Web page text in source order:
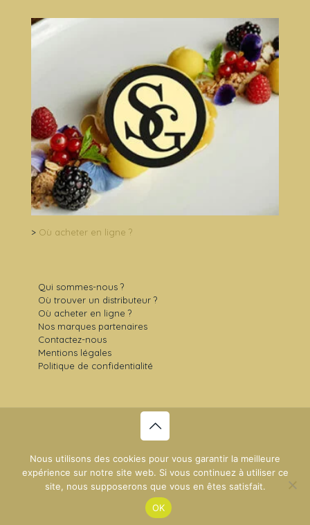
> Où acheter en ligne ?
Qui sommes-nous ?
Où trouver un distributeur ?
Où acheter en ligne ?
Nos marques partenaires
Contactez-nous
Mentions légales
Politique de confidentialité
© 2021 Sens Gourmet -
- Création du site :
NDSI
Nous utilisons des cookies pour vous garantir la meilleure
expérience sur notre site web. Si vous continuez à utiliser ce
site, nous supposerons que vous en êtes satisfait.
OK